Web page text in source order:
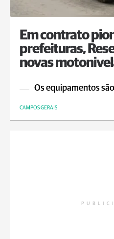
Em contrato
prefeituras,
novas
Os equipamentos
CAMPOS GERAIS